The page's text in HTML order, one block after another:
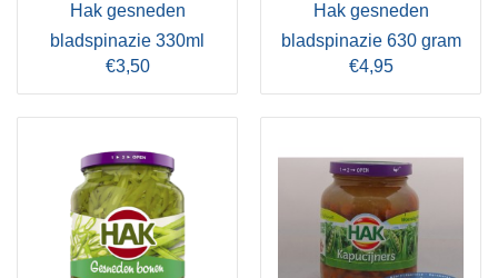
Hak gesneden
bladspinazie 330ml
€3,50
Hak gesneden
bladspinazie 630 gram
€4,95